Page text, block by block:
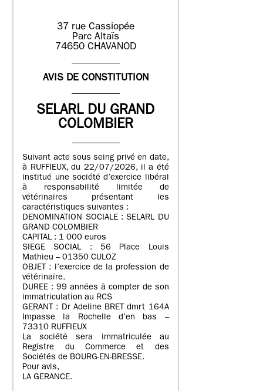
37 rue Cassiopée
Parc Altaïs
74650 CHAVANOD
AVIS DE CONSTITUTION
SELARL DU GRAND
COLOMBIER
Suivant acte sous seing privé en date,
à RUFFIEUX, du 22/07/2026, il a été
institué une société d’exercice libéral
à responsabilité limitée de
vétérinaires présentant les
caractéristiques suivantes :
DENOMINATION SOCIALE : SELARL DU
GRAND COLOMBIER
CAPITAL : 1 000 euros
SIEGE SOCIAL : 56 Place Louis
Mathieu – 01350 CULOZ
OBJET : l’exercice de la profession de
vétérinaire.
DUREE : 99 années à compter de son
immatriculation au RCS
GERANT : Dr Adeline BRET dmrt 164A
Impasse la Rochelle d’en bas –
73310 RUFFIEUX
La société sera immatriculée au
Registre du Commerce et des
Sociétés de BOURG-EN-BRESSE.
Pour avis,
LA GERANCE.